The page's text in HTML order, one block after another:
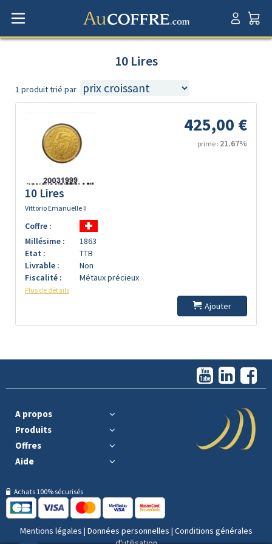
10 Lires
1 produit trié par
425,00 €
prime : 21.67%
10 Lires
Vittorio Emanuelle II
Coffre :
Millésime :
1863
Etat :
TTB
Livrable :
Non
Fiscalité :
Métaux précieux
Plus de détails
Ajouter
A propos
Produits
Offres
Aide
Achats 100% sécurisés
Mentions légales | Données personnelles | Conditions générales